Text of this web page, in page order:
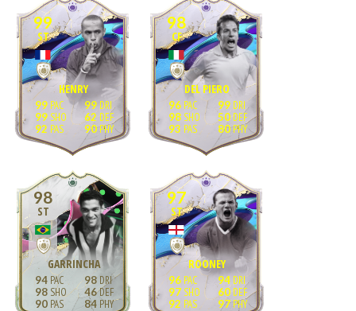
99
ST
HENRY
99
99
92
99
62
90
98
CF
DEL PIERO
96
98
93
99
50
80
98
ST
GARRINCHA
94
98
90
98
46
84
97
ST
ROONEY
96
97
92
94
60
97